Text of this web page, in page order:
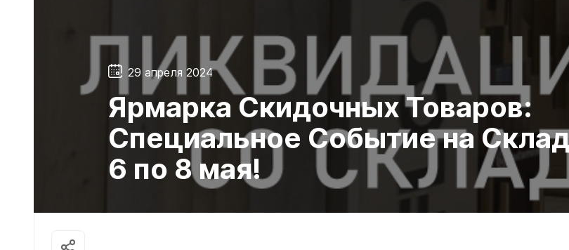
29 апреля 2024
Ярмарка Скидочных Товаров:
Специальное Событие на
6 по 8 мая!